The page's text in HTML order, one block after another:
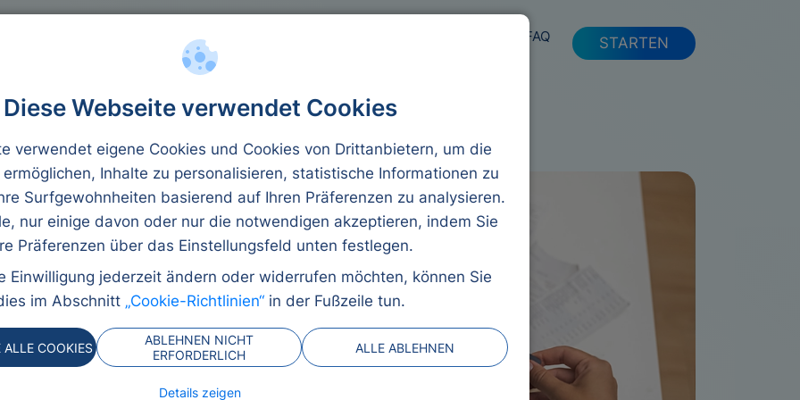
Diese Webseite verwendet Cookies
verwendet eigene Cookies und Cookies von Drittanbietern, um die
Inhalte zu personalisieren, statistische Informationen zu
Surfgewohnheiten basierend auf Ihren Präferenzen zu analysieren.
nur einige davon oder nur die notwendigen akzeptieren, indem Sie
Präferenzen über das Einstellungsfeld unten festlegen.
Einwilligung jederzeit ändern oder widerrufen möchten, können Sie
im Abschnitt „Cookie-Richtlinien“in der Fußzeile tun.
ALLE COOKIES
ABLEHNEN NICHT
ERFORDERLICH
ALLE ABLEHNEN
Details zeigen
Mikrokredit FAQ STARTEN
für eine wichtige
mehr finanziellen
Angeboten ist ein
Seite erhalten Sie
besten Konditionen zu